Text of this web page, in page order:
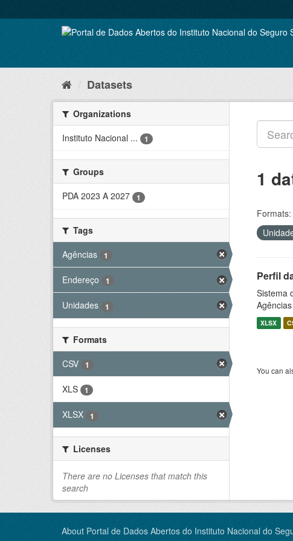
to
Datasets
Organizations
Instituto Nacional ...
1
Groups
PDA 2023 A 2027
1
Tags
Agências
1
Endereço 1
Unidades 1
Formats
CSV
1
XLS 1
XLSX 1
Licenses
There are no Licenses that match this
search
1
Formats:
Perfil
Sistema
XLSX
You can
About Portal de Dados Abertos do Instituto Nacional do